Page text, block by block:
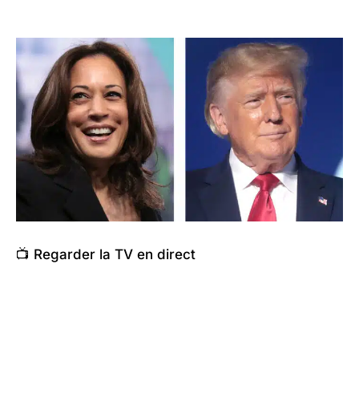
📺 Regarder la TV en direct